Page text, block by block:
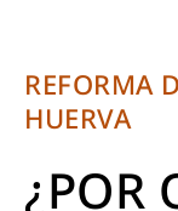
REFORMA
HUERVA
¿POR